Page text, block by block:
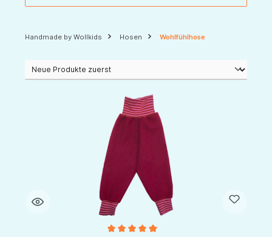
Handmade by Wollkids Hosen Wohlfühlhose